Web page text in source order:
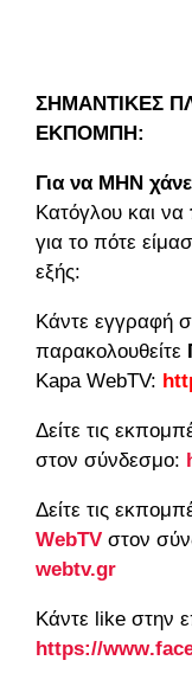
ΣΗΜΑΝΤΙΚΕΣ
ΕΚΠΟΜΠΗ:
Για να ΜΗΝ
Κατόγλου και να
για το πότε
εξής:
Κάντε εγγραφή
παρακολουθείτε
Kapa WebTV:
Δείτε τις
στον σύνδεσμο:
Δείτε τις
WebTV στον
webtv.gr
Κάντε like στην
https://www.